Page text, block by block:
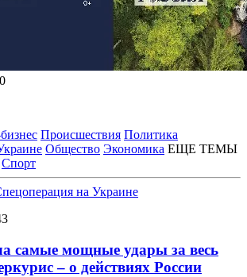
0
Происшествия Политика
Общество Экономика ЕЩЕ ТЕМЫ
Спорт
на Украине
самые мощные удары за весь
– о действиях России